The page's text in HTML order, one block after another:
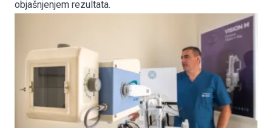
objašnjenjem rezultata.